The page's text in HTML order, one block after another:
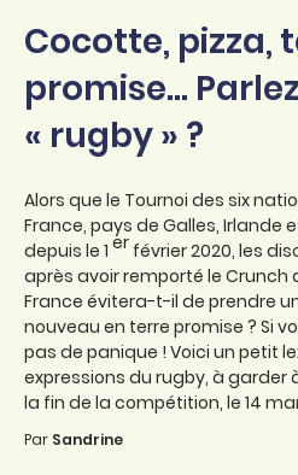
Cocotte, pizza,
promise...
« rugby » ?
Alors que le Tournoi des six
France, pays de Galles, Irlande
depuis le 1 er février 2020, les
après avoir remporté le Crunch
France évitera-t-il de prendre
nouveau en terre promise ? Si
pas de panique ! Voici un petit
expressions du rugby, à garder
la fin de la compétition, le 14
Par Sandrine